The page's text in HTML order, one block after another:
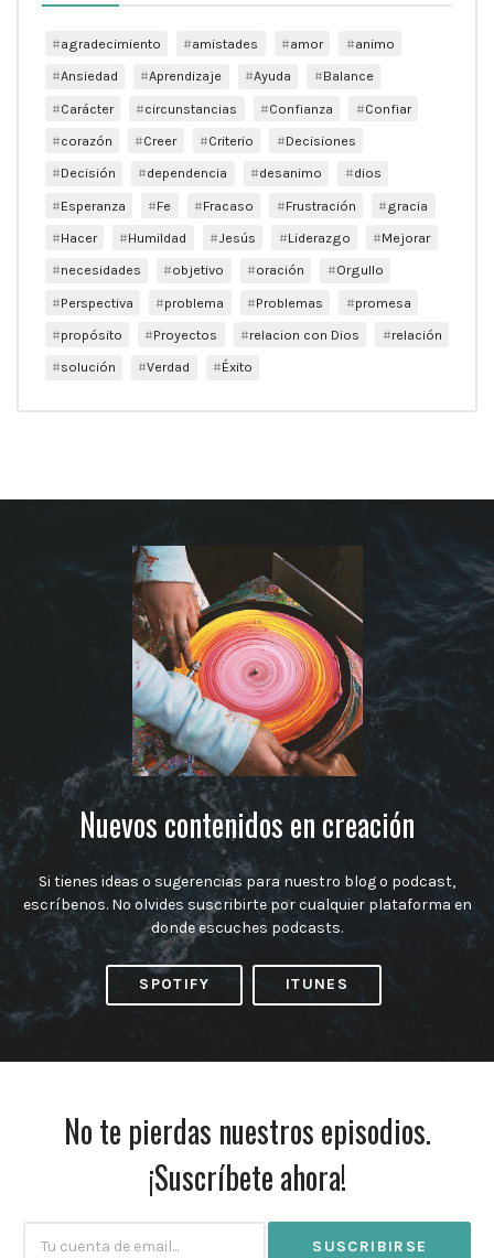
agradecimiento amistades amor
animo
Ansiedad
Aprendizaje Ayuda
Balance
Carácter
circunstancias Confianza
Confiar
corazón
Creer Criterio
Decisiones
Decisión
dependencia desanimo
dios
Esperanza
Fe Fracaso Frustración
gracia
Hacer
Humildad Jesús Liderazgo
Mejorar
necesidades
objetivo oración
Orgullo
Perspectiva
problema Problemas
promesa
propósito
Proyectos relacion con Dios
relación
solución
Verdad Éxito
Nuevos contenidos en creación
Si tienes ideas o sugerencias para nuestro blog o podcast,
escríbenos. No olvides suscribirte por cualquier plataforma en
donde escuches podcasts.
SPOTIFY ITUNES
No te pierdas nuestros episodios.
¡Suscríbete ahora!